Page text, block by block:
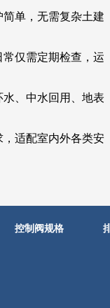
单，无需复杂土建
仅需定期检查，运
、中水回用、地表
适配室内外各类安
控制阀规格